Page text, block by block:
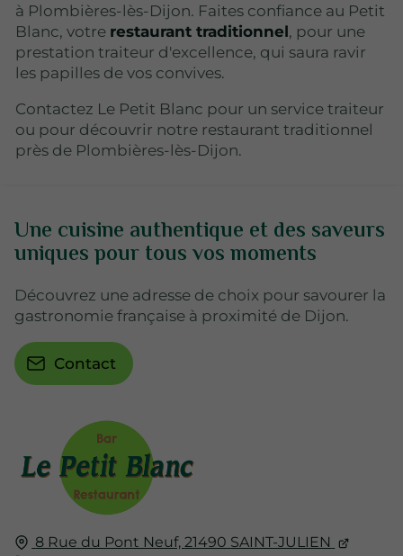
à Plombières-lès-Dijon. Faites confiance au Petit
Blanc, votre restaurant traditionnel, pour une
prestation traiteur d'excellence, qui saura ravir
les papilles de vos convives.
Contactez Le Petit Blanc pour un service traiteur
ou pour découvrir notre restaurant traditionnel
près de Plombières-lès-Dijon.
8 Rue du Pont Neuf,21490 SAINT-JULIEN
Une cuisine authentique et des saveurs
uniques pour tous vos moments
Découvrez une adresse de choix pour savourer la
gastronomie française à proximité de Dijon.
Contact